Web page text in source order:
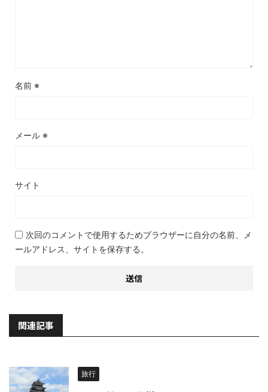
名前 ※
メール ※
サイト
次回のコメントで使用するためブラウザーに自分の名前、メ
ールアドレス、サイトを保存する。
関連記事
旅行